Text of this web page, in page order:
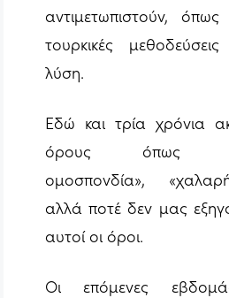
αντιμετωπιστούν, όπως
τουρκικές
λύση.
Εδώ και τρία χρόνια
όρους όπως
ομοσπονδία»,
αλλά ποτέ δεν μας
αυτοί οι όροι.
Οι επόμενες